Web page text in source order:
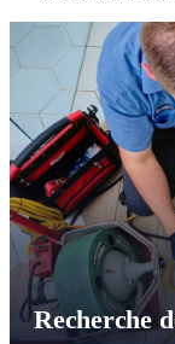
Recherche